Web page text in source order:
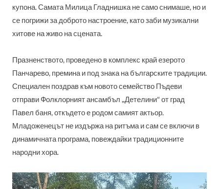
купона. Самата Милица Гладнишка не само снимаше, но и
се погрижи за доброто настроение, като заби музикални
хитове на живо на сцената.
Празненството, проведено в комплекс край езерото
Панчарево, премина и под знака на българските традиции.
Специален поздрав към новото семейство Пъдеви
отправи Фолклорният ансамбъл „Детелини“ от град
Павел баня, откъдето е родом самият актьор.
Младоженецът не издържа на ритъма и сам се включи в
динамичната програма, повеждайки традиционните
народни хора.